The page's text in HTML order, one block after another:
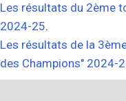
Les résultats du 2ème
2024-25.
Les résultats de la
des Champions" 2024-